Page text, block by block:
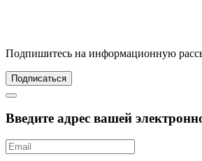
Подпишитесь на информационную
Подписаться
Введите адрес вашей